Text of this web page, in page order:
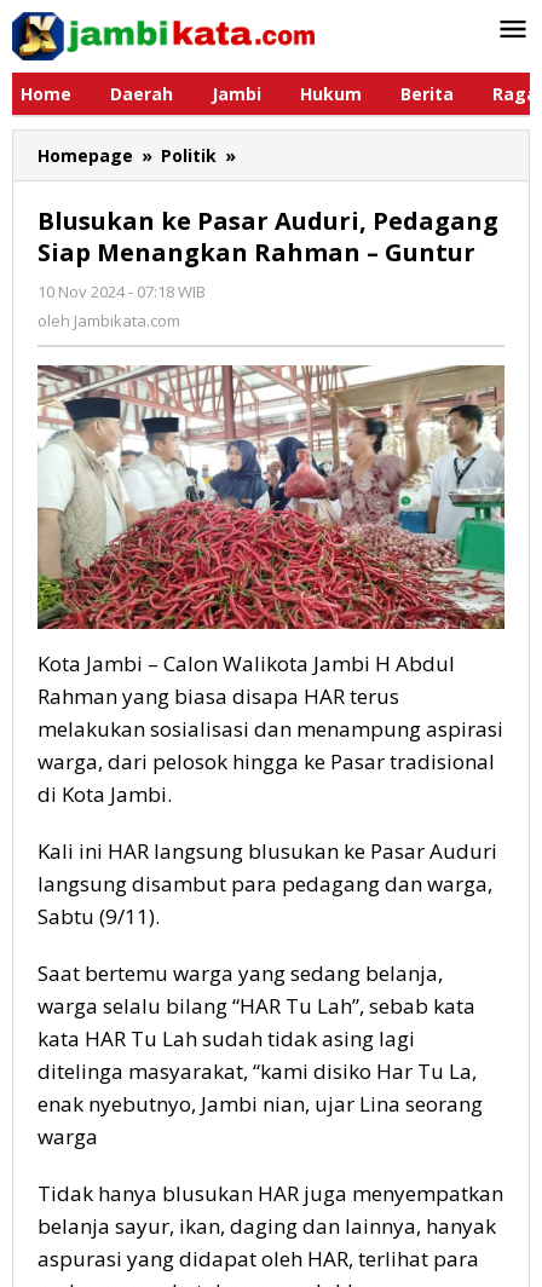
Lewati
konten
Home
Daerah Jambi Hukum Berita
Homepage » Politik »
ke
Auduri,
Pedagang
Guntur
Blusukan ke Pasar Auduri, Pedagang
Siap Menangkan Rahman – Guntur
10 Nov 2024 - 07:18 WIB
oleh Jambikata.com
Kota Jambi – Calon Walikota Jambi H Abdul
Rahman yang biasa disapa HAR terus
melakukan sosialisasi dan menampung aspirasi
warga, dari pelosok hingga ke Pasar tradisional
di Kota Jambi.
Kali ini HAR langsung blusukan ke Pasar Auduri
langsung disambut para pedagang dan warga,
Sabtu (9/11).
Saat bertemu warga yang sedang belanja,
warga selalu bilang “HAR Tu Lah”, sebab kata
kata HAR Tu Lah sudah tidak asing lagi
ditelinga masyarakat, “kami disiko Har Tu La,
enak nyebutnyo, Jambi nian, ujar Lina seorang
warga
Tidak hanya blusukan HAR juga menyempatkan
belanja sayur, ikan, daging dan lainnya, hanyak
aspurasi yang didapat oleh HAR, terlihat para